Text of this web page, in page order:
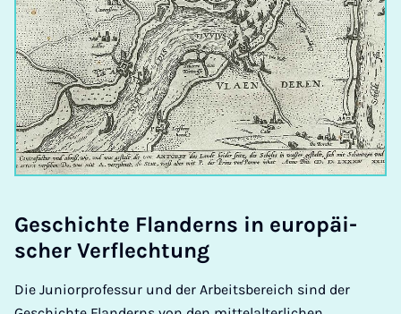
Ge­schich­te Flan­derns in eu­ro­pä­i­
scher Ver­flech­tung
Die Juniorprofessur und der Arbeitsbereich sind der